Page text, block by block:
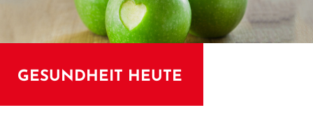
GESUNDHEIT HEUTE